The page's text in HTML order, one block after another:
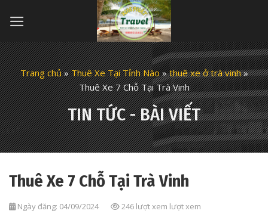
Trang chủ»Thuê Xe Tại Tỉnh Nào»thuê xe ở trà vinh»
Thuê Xe 7 Chỗ Tại Trà Vinh
TIN TỨC - BÀI VIẾT
Thuê Xe 7 Chỗ Tại Trà Vinh
Ngày đăng: 04/09/2024 246 lượt xem lượt xem